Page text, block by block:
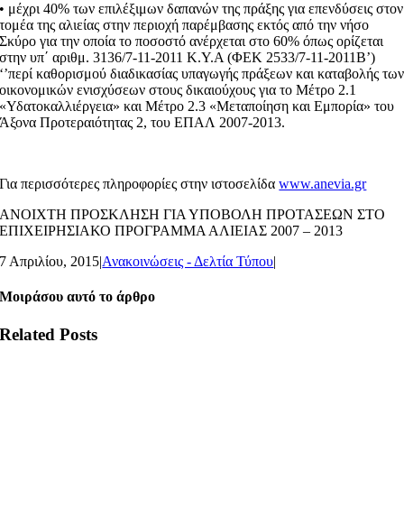
• μέχρι 40% των επιλέξιμων δαπανών της πράξης για επενδύσεις στον
τομέα της αλιείας στην περιοχή παρέμβασης εκτός από την νήσο
Σκύρο για την οποία το ποσοστό ανέρχεται στο 60% όπως ορίζεται
στην υπ΄ αριθμ. 3136/7-11-2011 Κ.Υ.Α (ΦΕΚ 2533/7-11-2011Β’)
‘’περί καθορισμού διαδικασίας υπαγωγής πράξεων και καταβολής των
οικονομικών ενισχύσεων στους δικαιούχους για το Μέτρο 2.1
«Υδατοκαλλιέργεια» και Μέτρο 2.3 «Μεταποίηση και Εμπορία» του
Άξονα Προτεραιότητας 2, του ΕΠΑΛ 2007-2013.
Για περισσότερες πληροφορίες στην ιστοσελίδαwww.anevia.gr
ΑΝΟΙΧΤΗ ΠΡΟΣΚΛΗΣΗ ΓΙΑ ΥΠΟΒΟΛΗ ΠΡΟΤΑΣΕΩΝ ΣΤΟ
ΕΠΙΧΕΙΡΗΣΙΑΚΟ ΠΡΟΓΡΑΜΜΑ ΑΛΙΕΙΑΣ 2007 – 2013
7 Απριλίου, 2015|Ανακοινώσεις - Δελτία Τύπου|
Μοιράσου αυτό το άρθρο
Related Posts